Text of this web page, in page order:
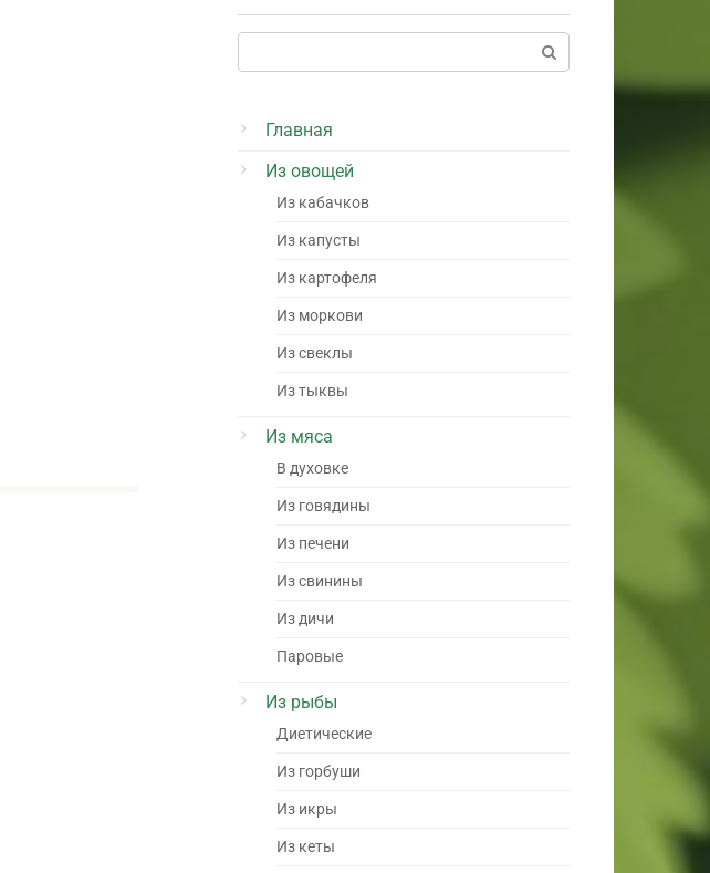
Главная
Из овощей
Из кабачков
Из капусты
Из картофеля
Из моркови
Из свеклы
Из тыквы
Из мяса
В духовке
Из говядины
Из печени
Из свинины
Из дичи
Паровые
Из рыбы
Диетические
Из горбуши
Из икры
Из кеты